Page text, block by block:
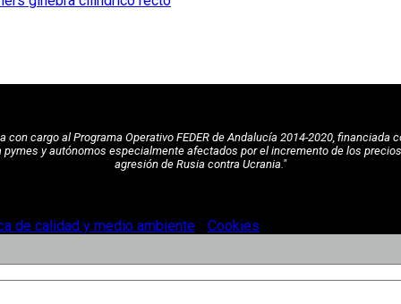
cargo al Programa Operativo FEDER de Andalucía 2014-2020, financiada
y autónomos especialmente afectados por el incremento de los
agresión de Rusia contra Ucrania."
de calidad y medio ambiente Cookies